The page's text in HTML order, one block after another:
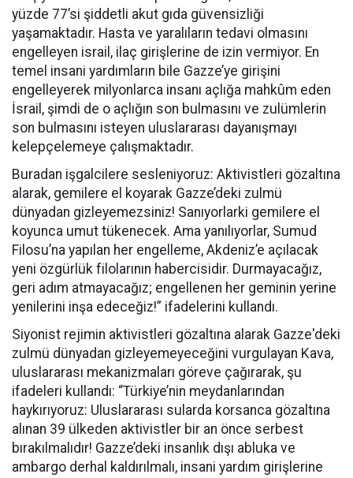
yüzde 77’si şiddetli akut gıda güvensizliği
yaşamaktadır. Hasta ve yaralıların tedavi olmasını
engelleyen israil, ilaç girişlerine de izin vermiyor. En
temel insani yardımların bile Gazze’ye girişini
engelleyerek milyonlarca insanı açlığa mahkûm eden
İsrail, şimdi de o açlığın son bulmasını ve zulümlerin
son bulmasını isteyen uluslararası dayanışmayı
kelepçelemeye çalışmaktadır.
Buradan işgalcilere sesleniyoruz: Aktivistleri gözaltına
alarak, gemilere el koyarak Gazze’deki zulmü
dünyadan gizleyemezsiniz! Sanıyorlarki gemilere el
koyunca umut tükenecek. Ama yanılıyorlar, Sumud
Filosu’na yapılan her engelleme, Akdeniz’e açılacak
yeni özgürlük filolarının habercisidir. Durmayacağız,
geri adım atmayacağız; engellenen her geminin yerine
yenilerini inşa edeceğiz!” ifadelerini kullandı.
Siyonist rejimin aktivistleri gözaltına alarak Gazze'deki
zulmü dünyadan gizleyemeyeceğini vurgulayan Kava,
uluslararası mekanizmaları göreve çağırarak, şu
ifadeleri kullandı: “Türkiye’nin meydanlarından
haykırıyoruz: Uluslararası sularda korsanca gözaltına
alınan 39 ülkeden aktivistler bir an önce serbest
bırakılmalıdır! Gazze’deki insanlık dışı abluka ve
ambargo derhal kaldırılmalı, insani yardım girişlerine